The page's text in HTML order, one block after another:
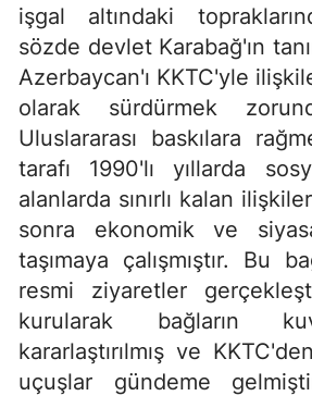
işgal altındaki
sözde devlet Karabağ'ın
Azerbaycan'ı KKTC'yle
olarak sürdürmek
Uluslararası baskılara
tarafı 1990'lı yıllarda
alanlarda sınırlı kalan
sonra ekonomik ve
taşımaya çalışmıştır. Bu
resmi ziyaretler
kurularak bağların
kararlaştırılmış ve
uçuşlar gündeme